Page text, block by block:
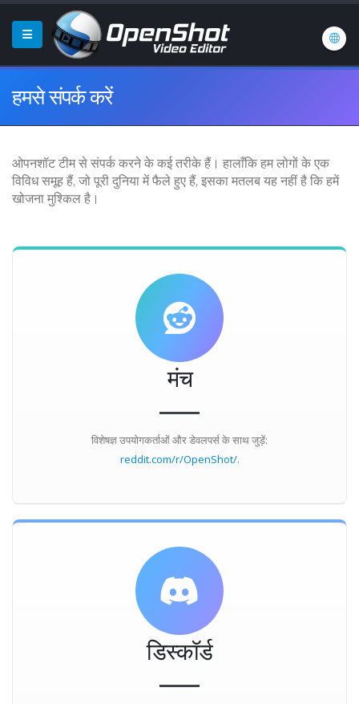
हमसे संपर्क करें
ओपनशॉट टीम से संपर्क करने के कई तरीके हैं। हालाँकि हम लोगों के एक
विविध समूह हैं, जो पूरी दुनिया में फैले हुए हैं, इसका मतलब यह नहीं है कि हमें
खोजना मुश्किल है।
मंच
विशेषज्ञ उपयोगकर्ताओं और डेवलपर्स के साथ जुड़ें:
reddit.com/r/OpenShot/.
डिस्कॉर्ड